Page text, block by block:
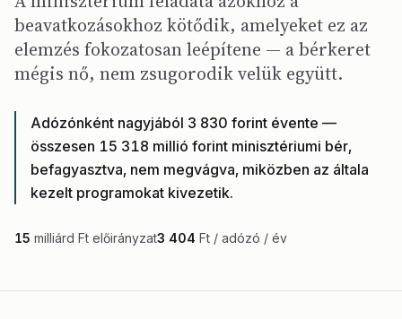
beavatkozásokhoz kötődik, amelyeket ez az
elemzés fokozatosan leépítene — a bérkeret
mégis nő, nem zsugorodik velük együtt.
Adózónként nagyjából 3 830 forint évente —
összesen 15 318 millió forint minisztériumi bér,
befagyasztva, nem megvágva, miközben az általa
kezelt programokat kivezetik.
15 milliárd Ft előirányzat3 404 Ft / adózó / év